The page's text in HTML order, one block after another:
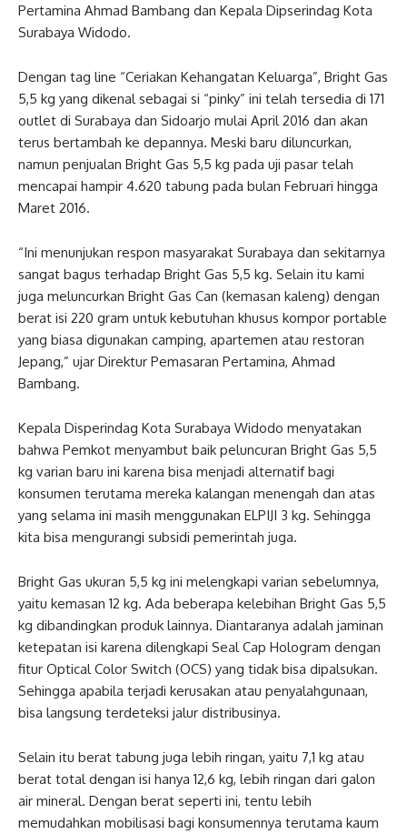
Pertamina Ahmad Bambang dan Kepala Dipserindag Kota
Surabaya Widodo.
Dengan tag line “Ceriakan Kehangatan Keluarga”, Bright Gas
5,5 kg yang dikenal sebagai si “pinky” ini telah tersedia di 171
outlet di Surabaya dan Sidoarjo mulai April 2016 dan akan
terus bertambah ke depannya. Meski baru diluncurkan,
namun penjualan Bright Gas 5,5 kg pada uji pasar telah
mencapai hampir 4.620 tabung pada bulan Februari hingga
Maret 2016.
“Ini menunjukan respon masyarakat Surabaya dan sekitarnya
sangat bagus terhadap Bright Gas 5,5 kg. Selain itu kami
juga meluncurkan Bright Gas Can (kemasan kaleng) dengan
berat isi 220 gram untuk kebutuhan khusus kompor portable
yang biasa digunakan camping, apartemen atau restoran
Jepang,” ujar Direktur Pemasaran Pertamina, Ahmad
Bambang.
Kepala Disperindag Kota Surabaya Widodo menyatakan
bahwa Pemkot menyambut baik peluncuran Bright Gas 5,5
kg varian baru ini karena bisa menjadi alternatif bagi
konsumen terutama mereka kalangan menengah dan atas
yang selama ini masih menggunakan ELPIJI 3 kg. Sehingga
kita bisa mengurangi subsidi pemerintah juga.
Bright Gas ukuran 5,5 kg ini melengkapi varian sebelumnya,
yaitu kemasan 12 kg. Ada beberapa kelebihan Bright Gas 5,5
kg dibandingkan produk lainnya. Diantaranya adalah jaminan
ketepatan isi karena dilengkapi Seal Cap Hologram dengan
fitur Optical Color Switch (OCS) yang tidak bisa dipalsukan.
Sehingga apabila terjadi kerusakan atau penyalahgunaan,
bisa langsung terdeteksi jalur distribusinya.
Selain itu berat tabung juga lebih ringan, yaitu 7,1 kg atau
berat total dengan isi hanya 12,6 kg, lebih ringan dari galon
air mineral. Dengan berat seperti ini, tentu lebih
memudahkan mobilisasi bagi konsumennya terutama kaum